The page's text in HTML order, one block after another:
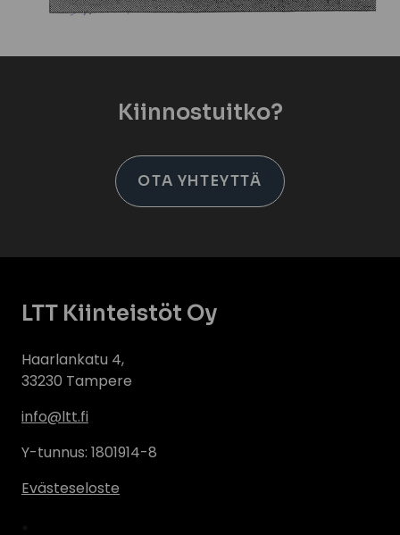
Kiinnostuitko?
OTA YHTEYTTÄ
LTT Kiinteistöt Oy
Haarlankatu 4,
33230 Tampere
info@ltt.fi
Y-tunnus: 1801914-8
Evästeseloste